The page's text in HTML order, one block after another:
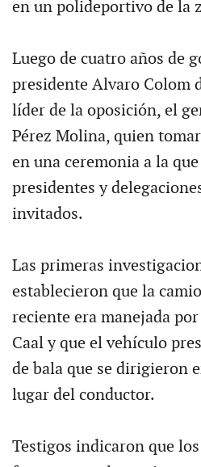
en un polideportivo de la
Luego de cuatro años de
presidente Alvaro Colom
líder de la oposición, el
Pérez Molina, quien
en una ceremonia a la
presidentes y
invitados.
Las primeras
establecieron que la
reciente era manejada
Caal y que el vehículo
de bala que se dirigieron
lugar del conductor.
Testigos indicaron que